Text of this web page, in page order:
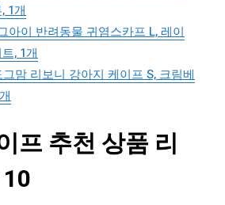
1개
아이 반려동물 귀염스카프 L, 레이
, 1개
그맘 리보니 강아지 케이프 S, 크림베
프 추천 상품 리